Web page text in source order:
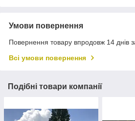
Умови повернення
Повернення товару впродовж 14 днів
Всі умови повернення
Подібні товари компанії